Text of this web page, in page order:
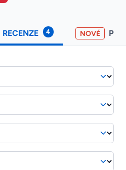
RECENZE 4 NOVÉ